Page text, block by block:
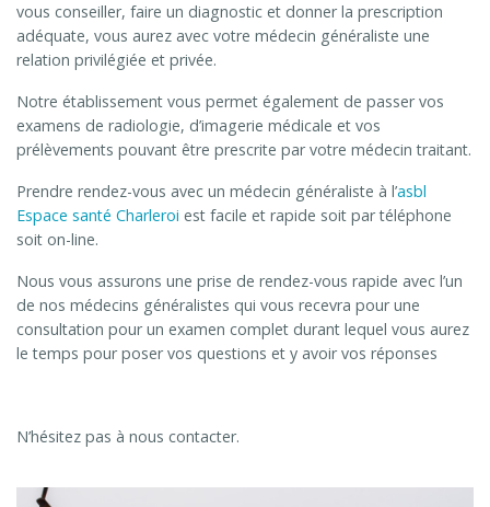
vous conseiller, faire un diagnostic et donner la prescription
adéquate, vous aurez avec votre médecin généraliste une
relation privilégiée et privée.
Notre établissement vous permet également de passer vos
examens de radiologie, d’imagerie médicale et vos
prélèvements pouvant être prescrite par votre médecin traitant.
Prendre rendez-vous avec un médecin généraliste à l’asbl
Espace santé Charleroi est facile et rapide soit par téléphone
soit on-line.
Nous vous assurons une prise de rendez-vous rapide avec l’un
de nos médecins généralistes qui vous recevra pour une
consultation pour un examen complet durant lequel vous aurez
le temps pour poser vos questions et y avoir vos réponses
N’hésitez pas à nous contacter.